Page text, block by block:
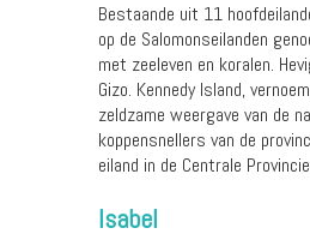
Bestaande uit 11
op de Salomonseilanden
met zeeleven en koralen.
Gizo. Kennedy Island,
zeldzame weergave van de
koppensnellers van de
eiland in de Centrale
Isabel